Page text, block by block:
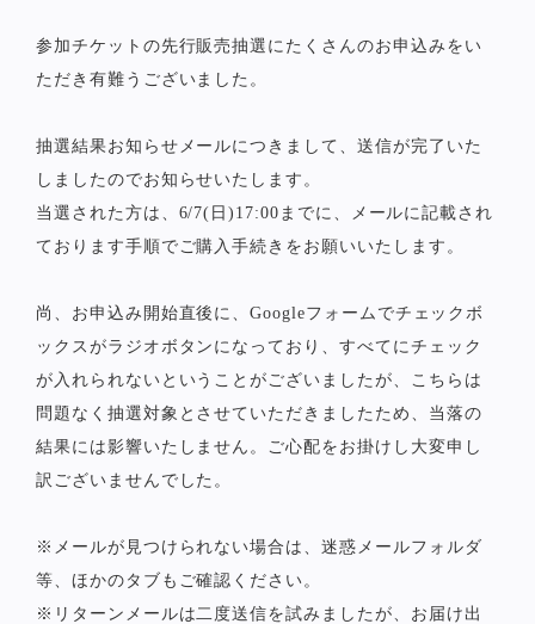
参加チケットの先行販売抽選にたくさんのお申込みをい
ただき有難うございました。
抽選結果お知らせメールにつきまして、送信が完了いた
しましたのでお知らせいたします。
当選された方は、6/7(日)17:00までに、メールに記載され
ております手順でご購入手続きをお願いいたします。
尚、お申込み開始直後に、Googleフォームでチェックボ
ックスがラジオボタンになっており、すべてにチェック
が入れられないということがございましたが、こちらは
問題なく抽選対象とさせていただきましたため、当落の
結果には影響いたしません。ご心配をお掛けし大変申し
訳ございませんでした。
※メールが見つけられない場合は、迷惑メールフォルダ
等、ほかのタブもご確認ください。
※リターンメールは二度送信を試みましたが、お届け出